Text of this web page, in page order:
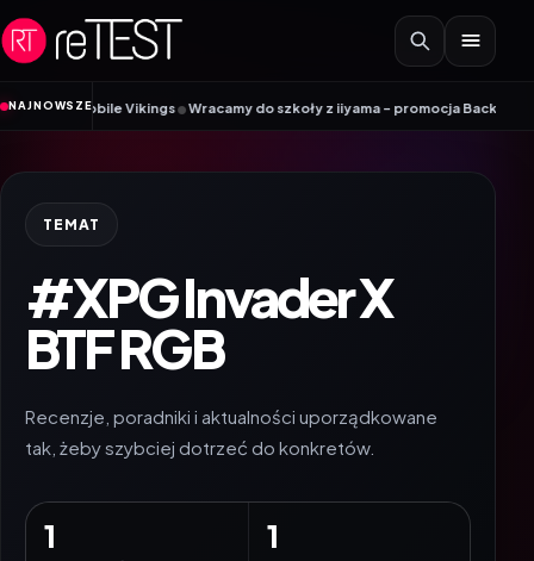
Przejdź do treści
NAJNOWSZE
Mobile Vikings•Wracamy do szkoły z iiyama – promocja Back to School na
TEMAT
#XPG Invader X
BTF RGB
Recenzje, poradniki i aktualności uporządkowane
tak, żeby szybciej dotrzeć do konkretów.
1 1